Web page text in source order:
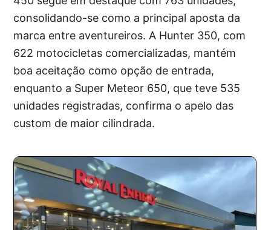
consolidando-se como a principal aposta da
marca entre aventureiros. A Hunter 350, com
622 motocicletas comercializadas, mantém
boa aceitação como opção de entrada,
enquanto a Super Meteor 650, que teve 535
unidades registradas, confirma o apelo das
custom de maior cilindrada.